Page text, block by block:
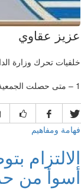
عزيز عقاوي
خلفيات تحرك وزارة
1 – متى حصلت الجمعية الم
فهامة ومفاهيم
الالتزام
أسوأ من